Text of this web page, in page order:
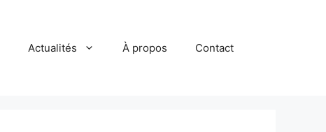
Actualités À propos Contact